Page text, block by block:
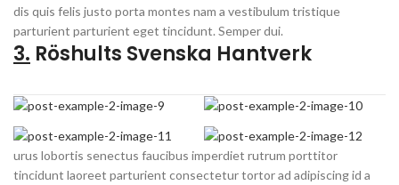
dis quis felis justo porta montes nam a vestibulum tristique
parturient parturient eget tincidunt. Semper dui.
3. Röshults Svenska Hantverk
urus lobortis senectus faucibus imperdiet rutrum porttitor
tincidunt laoreet parturient consectetur tortor ad adipiscing id a